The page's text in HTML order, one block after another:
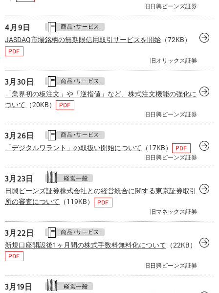
旧日興ビーンズ証券
4月9日
JASDAQ市場銘柄の無期限信用取引サービスを開始 （72KB）
旧オリックス証券
3月30日
「業界初の板注文」や「逆指値」など、株式注文機能の強化に
ついて （20KB）
旧日興ビーンズ証券
3月26日
「デジタルワラント」の取扱い開始について （17KB）
旧日興ビーンズ証券
3月23日
日興ビーンズ証券株式会社との経営統合に関する東京証券取引
所の審査について （119KB）
旧マネックス証券
3月22日
新規口座開設後1ヶ月間の株式手数料無料化について （22KB）
旧日興ビーンズ証券
3月19日